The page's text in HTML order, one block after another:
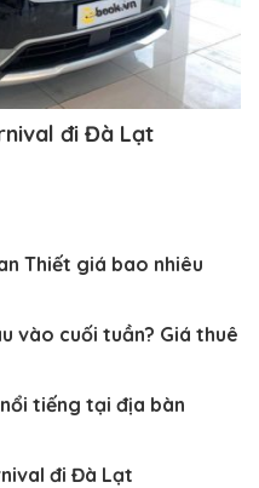
đi Đà Lạt
Thiết giá bao nhiêu
vào cuối tuần? Giá thuê
tiếng tại địa bàn
đi Đà Lạt